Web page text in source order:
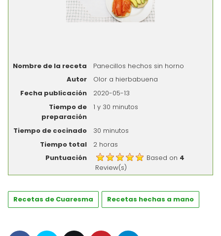
Nombre de la receta
Panecillos hechos sin horno
Autor
Olor a hierbabuena
Fecha publicación
2020-05-13
Tiempo de
preparación
1 y 30 minutos
Tiempo de cocinado
30 minutos
Tiempo total
2 horas
Puntuación
Based on 4
Review(s)
Recetas de Cuaresma Recetas hechas a mano